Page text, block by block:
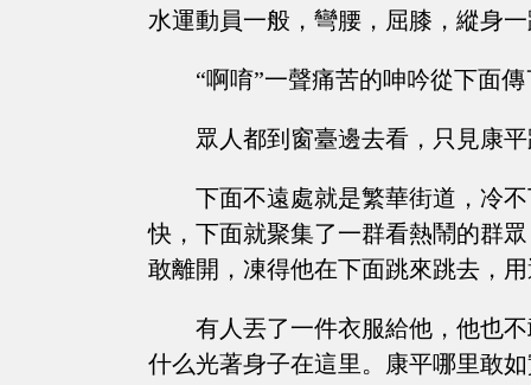
水運動員一般，彎腰，屈膝，縱身
“啊唷”一聲痛苦的呻吟從下面
眾人都到窗臺邊去看，只見康
下面不遠處就是繁華街道，冷
快，下面就聚集了一群看熱鬧的群
敢離開，凍得他在下面跳來跳去，
有人丟了一件衣服給他，他也
什么光著身子在這里。康平哪里敢